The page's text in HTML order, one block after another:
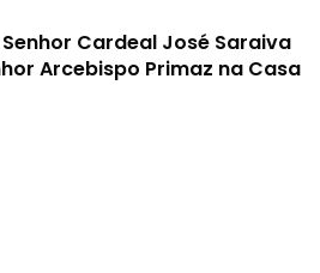
Cardeal José Saraiva
Arcebispo Primaz na Casa